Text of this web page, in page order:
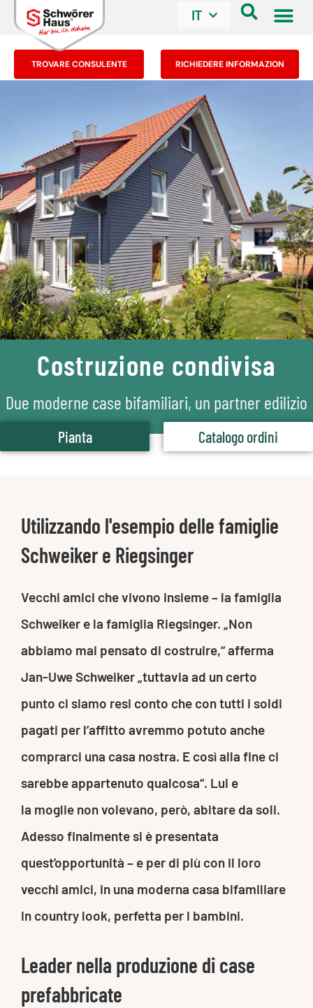
IT
TROVARE CONSULENTE RICHIEDERE INFORMAZION
Costruzione condivisa
Due moderne case bifamiliari, un partner edilizio
Pianta Catalogo ordini
Utilizzando l'esempio delle famiglie
Schweiker e Riegsinger
Vecchi amici che vivono insieme – la famiglia
Schweiker e la famiglia Riegsinger. „Non
abbiamo mai pensato di costruire,“ afferma
Jan-Uwe Schweiker „tuttavia ad un certo
punto ci siamo resi conto che con tutti i soldi
pagati per l’affitto avremmo potuto anche
comprarci una casa nostra. E così alla fine ci
sarebbe appartenuto qualcosa“. Lui e
la moglie non volevano, però, abitare da soli.
Adesso finalmente si è presentata
quest’opportunità – e per di più con il loro
vecchi amici, in una moderna casa bifamiliare
in country look, perfetta per i bambini.
Leader nella produzione di case
prefabbricate